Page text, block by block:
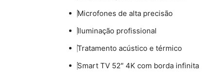
Microfones de alta precisão
Iluminação profissional
Tratamento acústico e térmico
Smart TV 52″ 4K com borda infinita​